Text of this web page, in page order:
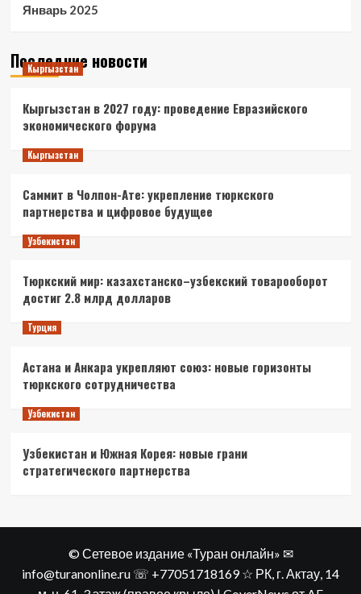
Январь 2025
Последние новости
Кыргызстан
Кыргызстан в 2027 году: проведение Евразийского
экономического форума
Кыргызстан
Саммит в Чолпон-Ате: укрепление тюркского
партнерства и цифровое будущее
Узбекистан
Тюркский мир: казахстанско–узбекский товарооборот
достиг 2.8 млрд долларов
Турция
Астана и Анкара укрепляют союз: новые горизонты
тюркского сотрудничества
Узбекистан
Узбекистан и Южная Корея: новые грани
стратегического партнерства
© Сетевое издание «Туран онлайн» ✉
info@turanonline.ru ☏ +77051718169 ☆ РК, г. Актау​, 14